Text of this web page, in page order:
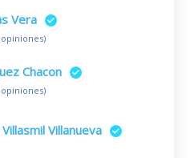
Vera
opiniones)
Chacon
opiniones)
Villanueva